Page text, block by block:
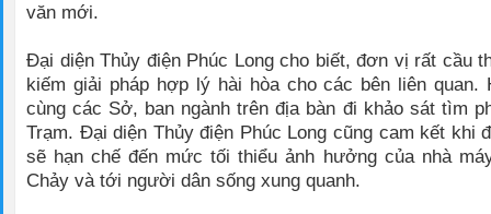
văn mới.
Đại diện Thủy điện Phúc Long cho biết, đơn vị rất cầu
kiếm giải pháp hợp lý hài hòa cho các bên liên quan.
cùng các Sở, ban ngành trên địa bàn đi khảo sát tìm
Trạm. Đại diện Thủy điện Phúc Long cũng cam kết khi
sẽ hạn chế đến mức tối thiểu ảnh hưởng của nhà
Chảy và tới người dân sống xung quanh.